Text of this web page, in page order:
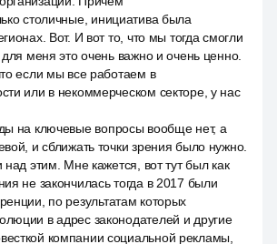
столичные, инициатива была
Вот. И вот то, что мы тогда смогли
для меня это очень важно и очень ценно.
если мы все работаем в
или в некоммерческом секторе, у нас
на ключевые вопросы вообще нет, а
и сближать точки зрения было нужно.
этим. Мне кажется, вот тут был как
не закончилась тогда в 2017 были
по результатам которых
в адрес законодателей и другие
компании социальной рекламы,